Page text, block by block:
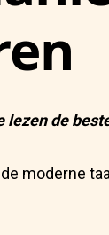
de
moderne